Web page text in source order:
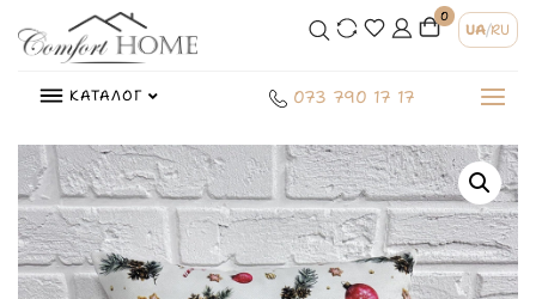
0
UA/RU
КАТАЛОГ 073 790 17 17